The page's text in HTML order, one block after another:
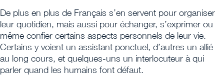
De plus en plus de Français s’en servent pour organiser
leur quotidien, mais aussi pour échanger, s’exprimer ou
même confier certains aspects personnels de leur vie.
Certains y voient un assistant ponctuel, d’autres un allié
au long cours, et quelques-uns un interlocuteur à qui
parler quand les humains font défaut.